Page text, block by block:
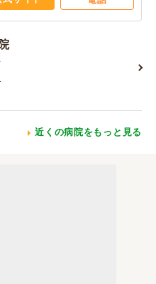
近くの病院をもっと見る